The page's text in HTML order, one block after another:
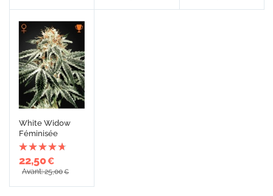
White Widow
Féminisée
22,50€
Avant: 25,00€